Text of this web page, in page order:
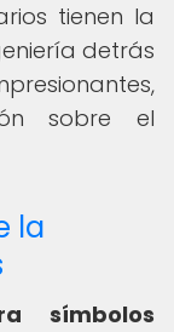
tienen la
detrás
sobre el
la
símbolos